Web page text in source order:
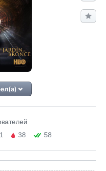
38 58